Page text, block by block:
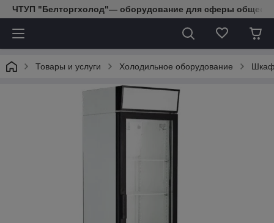
ЧТУП "Белторгхолод"— оборудование для сферы
Товары и услуги Холодильное оборудование